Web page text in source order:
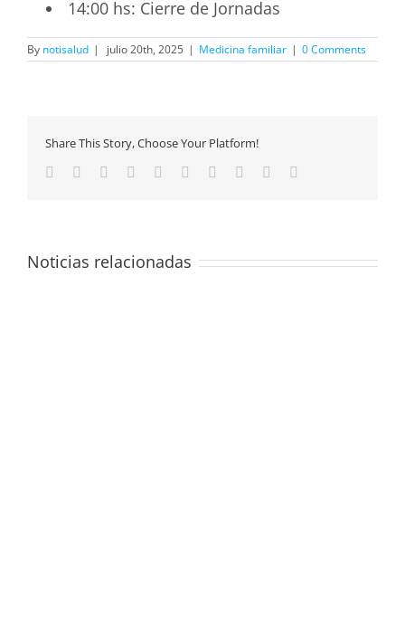
14:00 hs: Cierre de Jornadas
By notisalud | julio 20th, 2025 | Medicina familiar | 0 Comments
Share This Story, Choose Your Platform!
Facebook
TwitterLinkedin
Reddit WhatsappGoogle+
TumblrPinterest
Noticias relacionadas